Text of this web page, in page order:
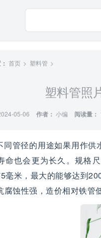
首页 塑料管
塑料管照
05-06 作者： 小编 阅读量：
同管径的用途如果用作供
命也会更为长久。规格
毫米，最大的能够达到
腐蚀性强，造价相对铁管低